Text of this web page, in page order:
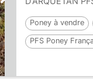
Poney à vendre
PFS Poney